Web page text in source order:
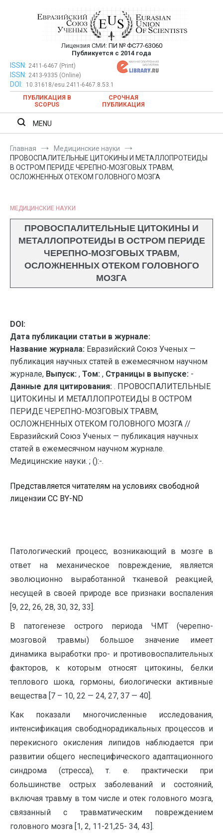
Евразийский Союз Ученых —
публикация научных статей в
ежемесячном научном журнале
Лицензия СМИ: ПИ № ФС77-63060
Публикуется с 2014 года
Евразийский Союз Ученых — публикация научных статей в
ежемесячном научном журнале
ISSN: 2411-6467 (Print)
ISSN: 2413-9335 (Online)
DOI:
10.31618/esu.2411-6467.8.53.1
ПУБЛИКАЦИЯ В
SCOPUS
СРОЧНАЯ
ПУБЛИКАЦИЯ
MENU
Главная
Медицинские науки
ПРОВОСПАЛИТЕЛЬНЫЕ ЦИТОКИНЫ И МЕТАЛЛОПРОТЕИДЫ
В ОСТРОМ ПЕРИДЕ ЧЕРЕПНО-МОЗГОВЫХ ТРАВМ,
ОСЛОЖНЕННЫХ ОТЕКОМ ГОЛОВНОГО МОЗГА
МЕДИЦИНСКИЕ НАУКИ
ПРОВОСПАЛИТЕЛЬНЫЕ ЦИТОКИНЫ И
МЕТАЛЛОПРОТЕИДЫ В ОСТРОМ ПЕРИДЕ
ЧЕРЕПНО-МОЗГОВЫХ ТРАВМ,
ОСЛОЖНЕННЫХ ОТЕКОМ ГОЛОВНОГО
МОЗГА
DOI:
Дата публикации статьи в журнале:
Название журнала: Евразийский Союз Ученых —
публикация научных статей в ежемесячном научном
журнале, Выпуск: , Том: , Страницы в выпуске: -
Данные для цитирования: . ПРОВОСПАЛИТЕЛЬНЫЕ
ЦИТОКИНЫ И МЕТАЛЛОПРОТЕИДЫ В ОСТРОМ
ПЕРИДЕ ЧЕРЕПНО-МОЗГОВЫХ ТРАВМ,
ОСЛОЖНЕННЫХ ОТЕКОМ ГОЛОВНОГО МОЗГА //
Евразийский Союз Ученых — публикация научных
статей в ежемесячном научном журнале.
Медицинские науки. ; ():-.
Представляется читателям на условиях свободной
лицензии CC BY-ND
Патологический процесс, возникающий в мозге в
ответ на механическое повреждение, является
эволюционно выработанной тканевой реакцией,
несущей в своей природе все признаки воспаления
[9, 22, 26, 28, 30, 32, 33].
В патогенезе острого периода ЧМТ (черепно-
мозговой травмы) большое значение имеет
динамика выработки про- и противовоспалительных
факторов, к которым относят цитокины, белки
теплового шока, гормоны, биологически активные
вещества [7 – 10, 22 — 24, 27, 37 — 40].
Как показали многочисленные исследования,
интенсификация свободнорадикальных процессов и
перекисного окисления липидов наблюдается при
развитии общего неспецифического адаптационного
синдрома (стресса), т. е. практически при
большинстве острых заболеваний и состояний,
включая травму в том числе и отек головного мозга,
связанный с травматическим повреждением
головного мозга [1, 2, 11-21,25- 34, 43].